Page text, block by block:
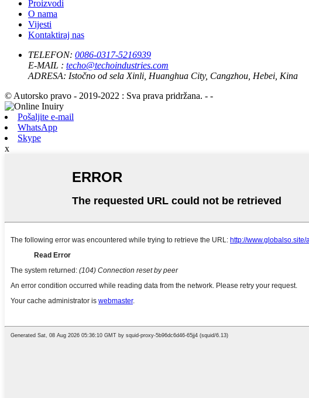
Proizvodi
O nama
Vijesti
Kontaktiraj nas
TELEFON: 0086-0317-5216939
E-MAIL : techo@techoindustries.com
ADRESA: Istočno od sela Xinli, Huanghua City, Cangzhou, Hebei, Kina
© Autorsko pravo - 2019-2022 : Sva prava pridržana. - -
Pošaljite e-mail
WhatsApp
Skype
x